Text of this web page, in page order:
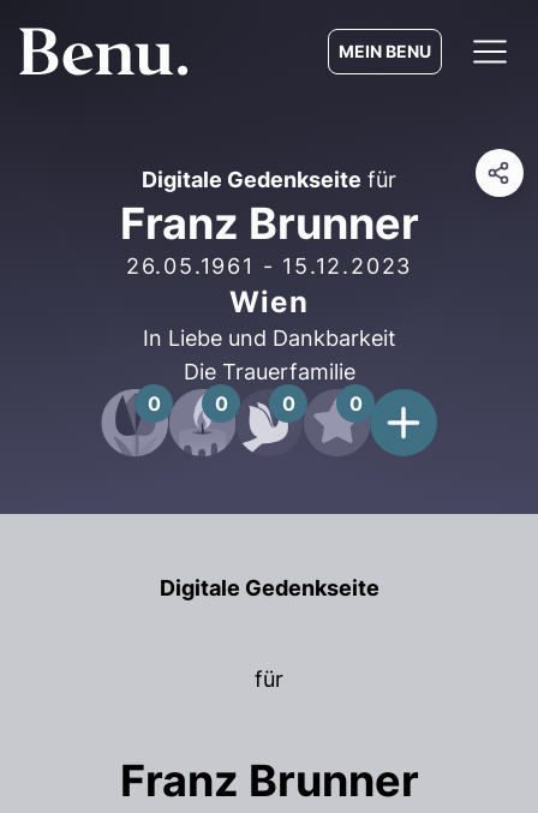
MEIN BENU
Digitale Gedenkseite für
Franz Brunner
26.05.1961 - 15.12.2023
Wien
In Liebe und Dankbarkeit
Die Trauerfamilie
0 0 0 0
Digitale Gedenkseite
für
Franz Brunner